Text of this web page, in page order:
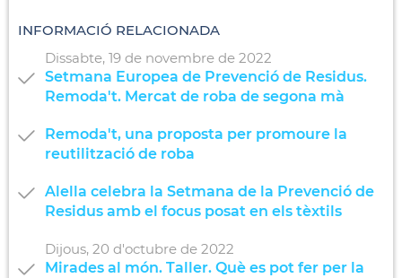
INFORMACIÓ RELACIONADA
Dissabte, 19 de novembre de 2022
Setmana Europea de Prevenció de Residus.
Remoda't. Mercat de roba de segona mà
Remoda't, una proposta per promoure la
reutilització de roba
Alella celebra la Setmana de la Prevenció de
Residus amb el focus posat en els tèxtils
Dijous, 20 d'octubre de 2022
Mirades al món. Taller. Què es pot fer per la